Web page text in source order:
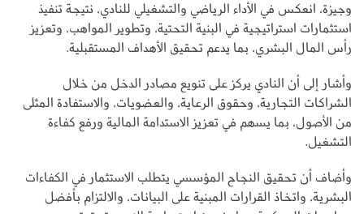
وجيزة، انعكس في الأداء الرياضي والتشغيلي للنادي، نتيجة تنفيذ
استثمارات استراتيجية في البنية التحتية، وتطوير المواهب، وتعزيز
رأس المال البشري، بما يدعم تحقيق الأهداف المستقبلية.
وأشار إلى أن النادي يركز على تنويع مصادر الدخل من خلال
الشراكات التجارية، وحقوق الرعاية، والعضويات، والاستفادة المثلى
من الأصول، بما يسهم في تعزيز الاستدامة المالية ورفع كفاءة
التشغيل.
وأضاف أن تحقيق النجاح المؤسسي يتطلب الاستثمار في الكفاءات
البشرية، واتخاذ القرارات المبنية على البيانات، والالتزام بأفضل